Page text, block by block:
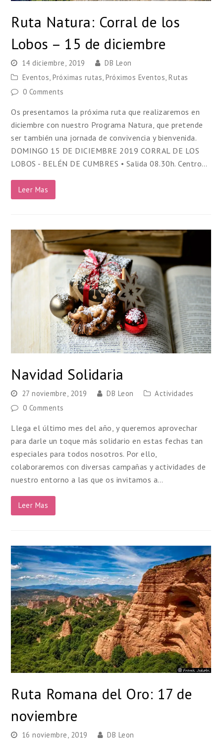
Ruta Natura: Corral de los
Lobos – 15 de diciembre
14 diciembre, 2019
DB Leon
Eventos,Próximas rutas,Próximos Eventos,Rutas
0 Comments
Os presentamos la próxima ruta que realizaremos en
diciembre con nuestro Programa Natura, que pretende
ser también una jornada de convivencia y bienvenida.
DOMINGO 15 DE DICIEMBRE 2019 CORRAL DE LOS
LOBOS - BELÉN DE CUMBRES • Salida 08.30h. Centro…
Leer Mas
Navidad Solidaria
27 noviembre, 2019 DB Leon
Actividades
0 Comments
Llega el último mes del año, y queremos aprovechar
para darle un toque más solidario en estas fechas tan
especiales para todos nosotros. Por ello,
colaboraremos con diversas campañas y actividades de
nuestro entorno a las que os invitamos a…
Leer Mas
Ruta Romana del Oro: 17 de
noviembre
16 noviembre, 2019
DB Leon